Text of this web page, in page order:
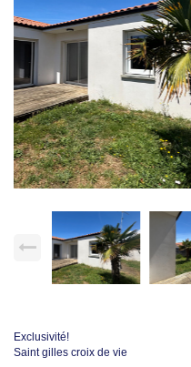
Exclusivité!
Saint gilles croix de vie